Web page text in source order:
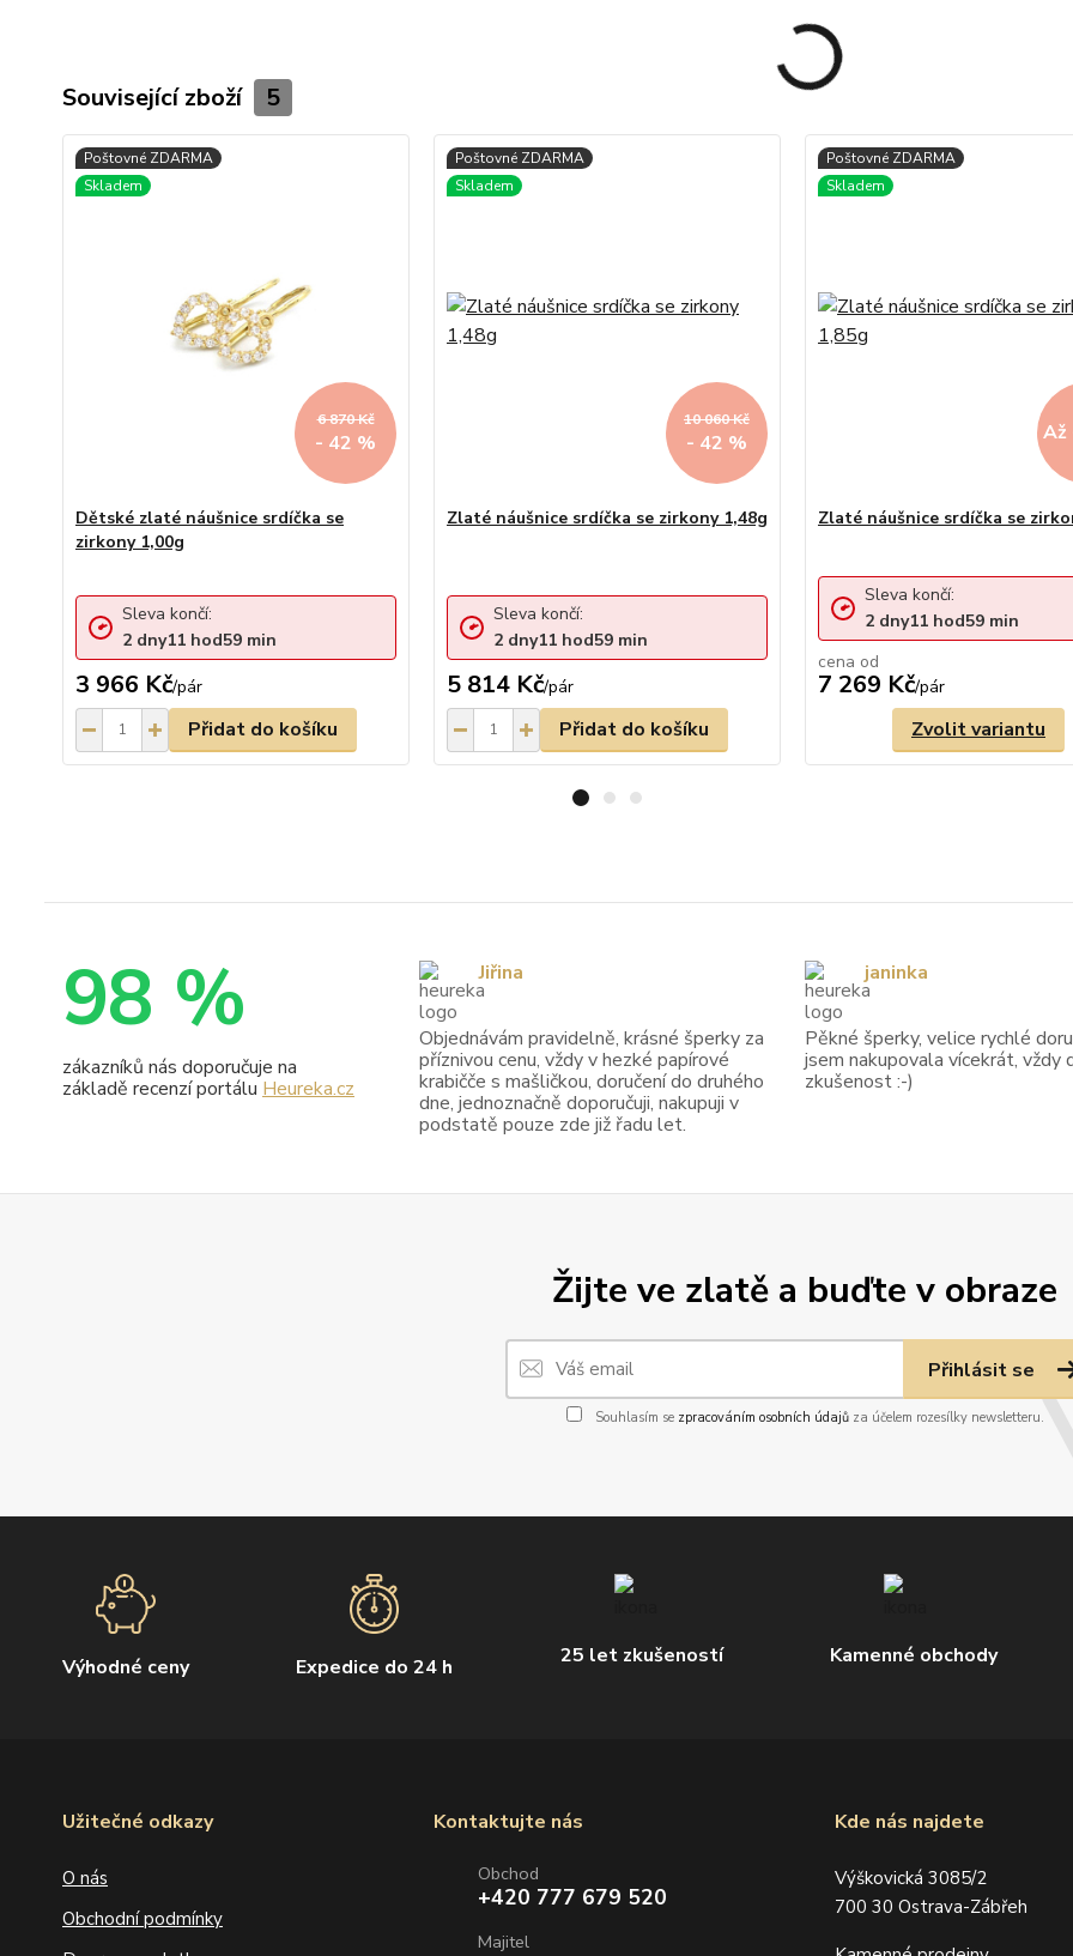
Související zboží 5
6 870 Kč
- 42 %
Dětské zlaté náušnice srdíčka se
zirkony 1,00g
3 966 Kč/pár
Sleva končí:
2 dny11 hod59 min
Přidat do košíku
10 060 Kč
- 42 %
Zlaté náušnice srdíčka se zirkony 1,48g
5 814 Kč/pár
Sleva končí:
2 dny11 hod59 min
Přidat do košíku
Až
Zlaté náušnice srdíčka se
cena od
7 269 Kč/pár
Sleva končí:
2 dny11 hod59 min
Zvolit variantu
Žijte ve zlatě a buďte v obraze
Přihlásit se
Souhlasím se zpracováním osobních údajůza účelem rozesílky newsletteru.
Výhodné ceny Expedice do 24 h 25 let zkušeností Kamenné obchody
Užitečné odkazy
O nás
Obchodní podmínky
Kde nás najdete
Výškovická 3085/2
700 30 Ostrava-Zábřeh
Kontaktujte nás
Obchod
+420 777 679 520
Majitel
98 %
zákazníků nás doporučuje na
základě recenzí portálu Heureka.cz
Objednávám pravidelně, krásné šperky za
příznivou cenu, vždy v hezké papírové
krabičče s mašličkou, doručení do druhého
dne, jednoznačně doporučuji, nakupuji v
podstatě pouze zde již řadu let.
Jiřina
Pěkné šperky, velice rychlé
jsem nakupovala vícekrát, vždy
zkušenost :-)
janinka